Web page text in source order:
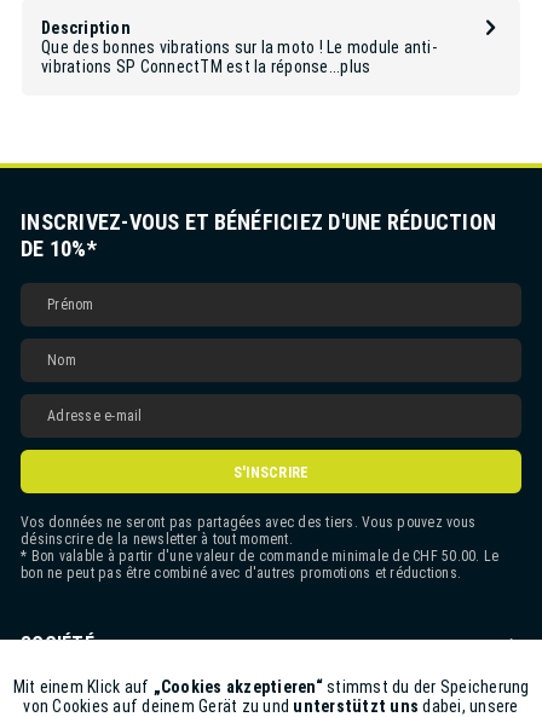
Description
Que des bonnes vibrations sur la moto ! Le module anti-
vibrations SP ConnectTM est la réponse...plus
INSCRIVEZ-VOUS ET BÉNÉFICIEZ D'UNE RÉDUCTION
DE 10%*
S'INSCRIRE
Vos données ne seront pas partagées avec des tiers. Vous pouvez vous
désinscrire de la newsletter à tout moment.
* Bon valable à partir d'une valeur de commande minimale de CHF 50.00. Le
bon ne peut pas être combiné avec d'autres promotions et réductions.
SOCIÉTÉ
CONTACT
Funktionale Aktiv
Mit einem Klick auf „Cookies akzeptieren“stimmst du der Speicherung
von Cookies auf deinem Gerät zu und unterstützt uns dabei, unsere